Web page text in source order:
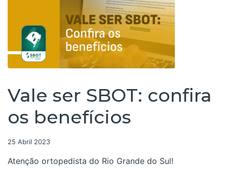
Vale ser SBOT: confira
os benefícios
25 Abril 2023
Atenção ortopedista do Rio Grande do Sul!